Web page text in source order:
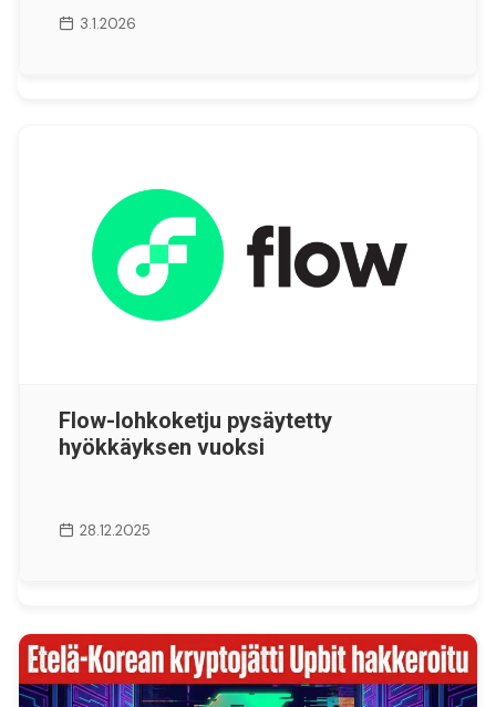
3.1.2026
Flow-lohkoketju pysäytetty
hyökkäyksen vuoksi
28.12.2025